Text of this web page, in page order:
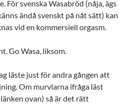
För svenska Wasabröd (nåja, ägs
ändå svenskt på nåt sätt) kan
vid en kommersiell orgasm.
Go Wasa, liksom.
läste just för andra gången att
Om murvlarna ifråga läst
ovan) så är det rätt